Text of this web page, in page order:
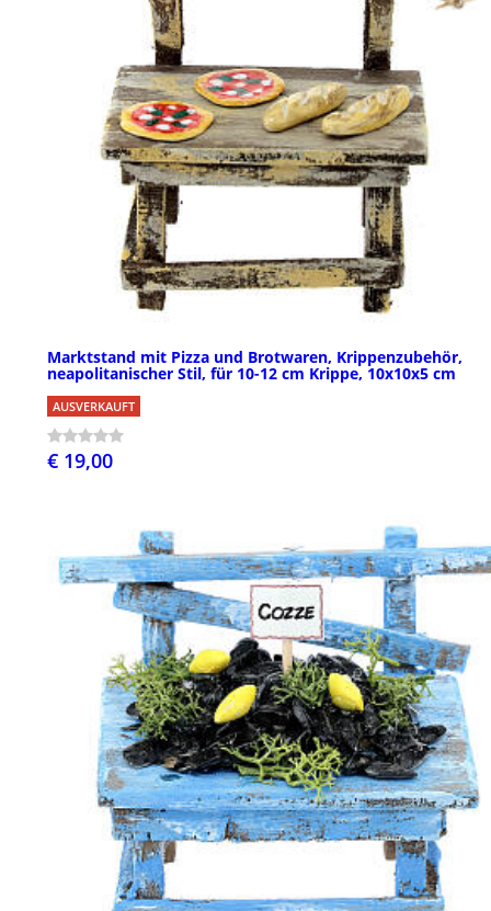
Marktstand mit Pizza und Brotwaren, Krippenzubehör,
neapolitanischer Stil, für 10-12 cm Krippe, 10x10x5 cm
AUSVERKAUFT
€ 19,00